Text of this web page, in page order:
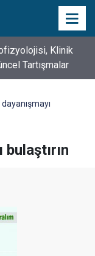
Ortaya Çıktı? 10
dayanışmayı
bulaştırın